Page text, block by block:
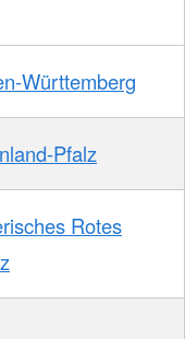
Württemberg
Pfalz
Rotes